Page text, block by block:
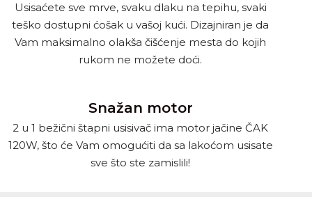
Usisaćete sve mrve, svaku dlaku na tepihu, svaki
teško dostupni ćošak u vašoj kući. Dizajniran je da
Vam maksimalno olakša čišćenje mesta do kojih
rukom ne možete doći.
Snažan motor
2 u 1 bežični štapni usisivač ima motor jačine ČAK
120W, što će Vam omogućiti da sa lakoćom usisate
sve što ste zamislili!